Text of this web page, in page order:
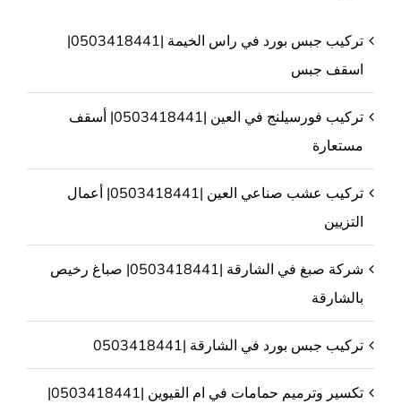
تركيب جبس بورد في راس الخيمة |0503418441|
اسقف جبس
تركيب فورسيلنج في العين |0503418441| أسقف
مستعارة
تركيب عشب صناعي العين |0503418441| أعمال
التزيين
شركة صبغ في الشارقة |0503418441| صباغ رخيص
بالشارقة
تركيب جبس بورد في الشارقة |0503418441
تكسير وترميم حمامات في ام القيوين |0503418441|